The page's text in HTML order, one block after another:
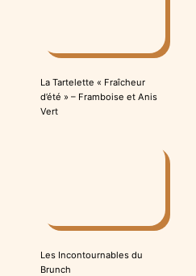
La Tartelette « Fraîcheur
d’été » – Framboise et Anis
Vert
Les Incontournables du
Brunch